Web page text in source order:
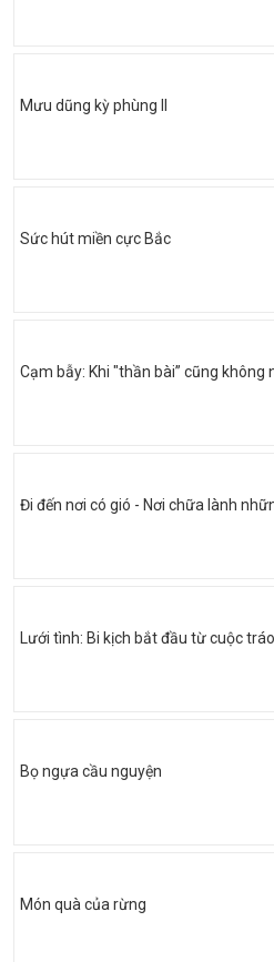
Mưu dũng kỳ phùng II
Sức hút miền cực Bắc
Cạm bẫy: Khi "thần bài” cũng không
Đi đến nơi có gió - Nơi chữa lành
Lưới tình: Bi kịch bắt đầu từ cuộc
Bọ ngựa cầu nguyện
Món quà của rừng